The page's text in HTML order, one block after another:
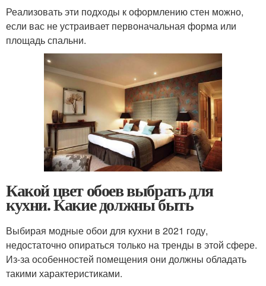
Реализовать эти подходы к оформлению стен можно,
если вас не устраивает первоначальная форма или
площадь спальни.
Какой цвет обоев выбрать для
кухни. Какие должны быть
Выбирая модные обои для кухни в 2021 году,
недостаточно опираться только на тренды в этой сфере.
Из-за особенностей помещения они должны обладать
такими характеристиками.